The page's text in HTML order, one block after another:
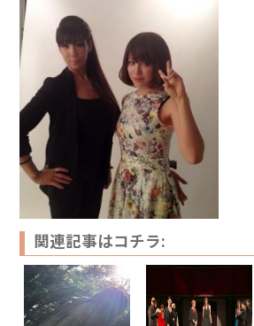
関連記事はコチラ: